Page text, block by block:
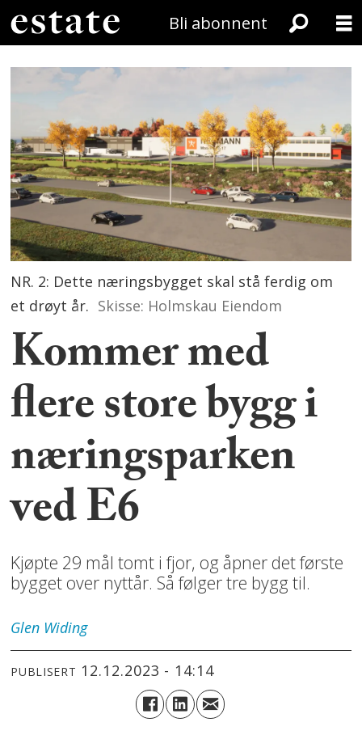
Bli abonnent
NR. 2: Dette næringsbygget skal stå ferdig om
et drøyt år. Skisse: Holmskau Eiendom
Kommer med
flere store bygg i
næringsparken
ved E6
Kjøpte 29 mål tomt i fjor, og åpner det første
bygget over nyttår. Så følger tre bygg til.
Glen Widing
PUBLISERT 12.12.2023 - 14:14